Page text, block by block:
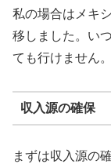
私の場合はメキ
移しました。い
ても行けません。
収入源の確保
まずは収入源の